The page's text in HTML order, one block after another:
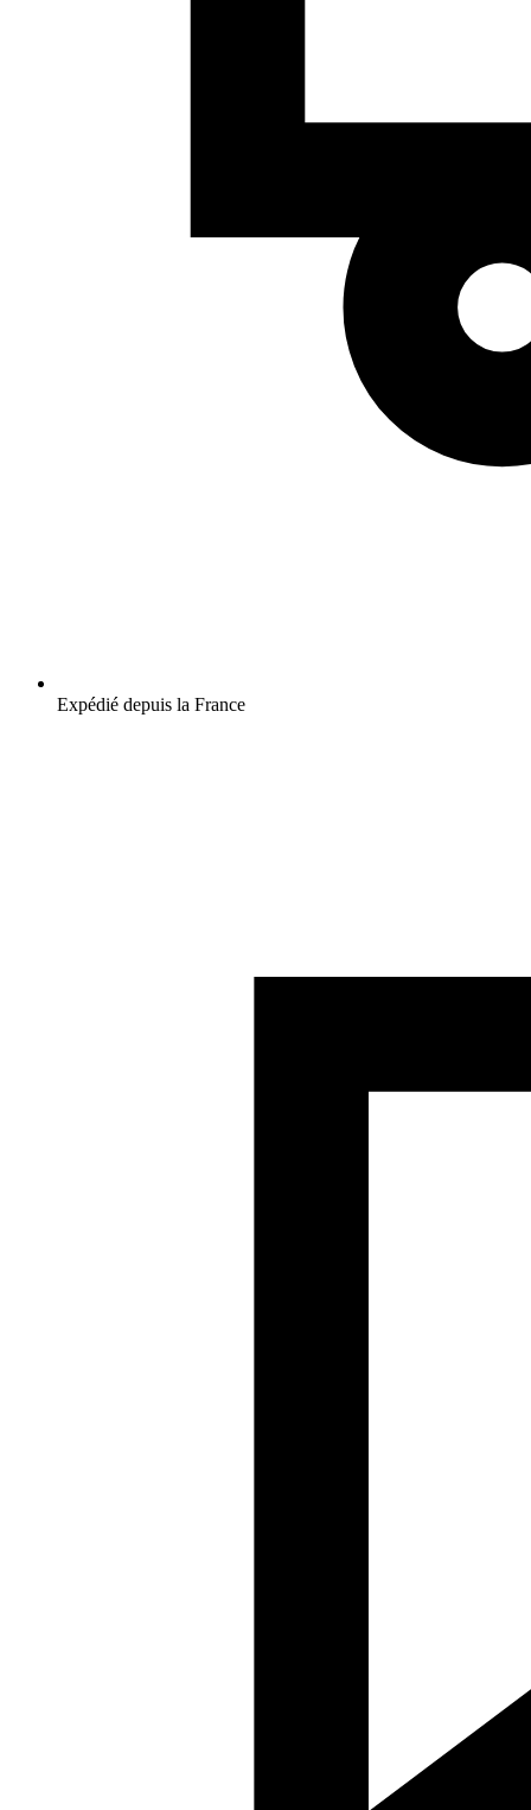
Expédié depuis la France